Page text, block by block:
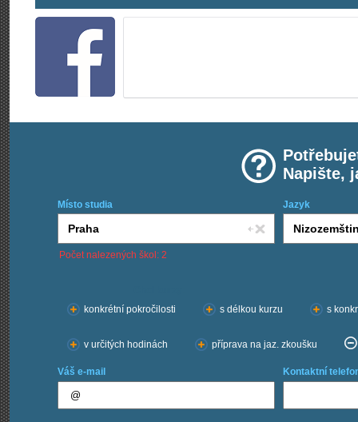
Napište,
Místo studia Jazyk
Počet nalezených škol: 2
konkrétní pokročilosti
s délkou kurzu s
v určitých hodinách příprava na jaz. zkoušku
Váš e-mail Kontaktní